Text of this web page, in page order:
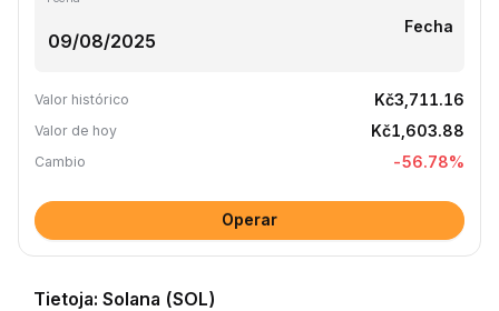
Fecha
Valor histórico Kč3,711.16
Valor de hoy Kč1,603.88
Cambio -56.78%
Operar
Tietoja: Solana (SOL)